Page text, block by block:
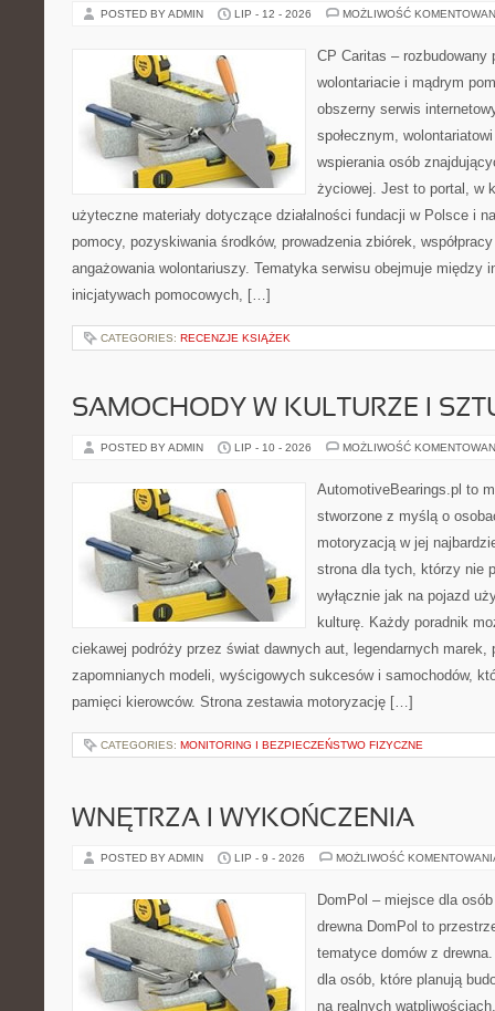
POSTED BY ADMIN LIP - 12 - 2026 MOŻLIWOŚĆ
CP Caritas – rozbudowany
wolontariacie i mądrym
obszerny serwis
społecznym,
wspierania osób
życiowej. Jest to portal, w
użyteczne materiały dotyczące działalności fundacji w Polsce i
pomocy, pozyskiwania środków, prowadzenia zbiórek,
angażowania wolontariuszy. Tematyka serwisu obejmuje między
inicjatywach pomocowych, […]
CATEGORIES: RECENZJE KSIĄŻEK
SAMOCHODY W KULTURZE I
POSTED BY ADMIN LIP - 10 - 2026 MOŻLIWOŚĆ
AutomotiveBearings.pl to
stworzone z myślą o
motoryzacją w jej
strona dla tych, którzy nie
wyłącznie jak na pojazd
kulturę. Każdy poradnik
ciekawej podróży przez świat dawnych aut, legendarnych marek,
zapomnianych modeli, wyścigowych sukcesów i samochodów,
pamięci kierowców. Strona zestawia motoryzację […]
CATEGORIES: MONITORING I BEZPIECZEŃSTWO FIZYCZNE
WNĘTRZA I WYKOŃCZENIA
POSTED BY ADMIN LIP - 9 - 2026 MOŻLIWOŚĆ
DomPol – miejsce dla
drewna DomPol to
tematyce domów z
dla osób, które planują
na realnych